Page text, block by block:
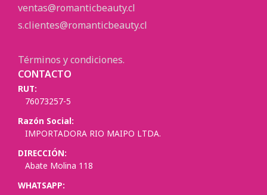
ventas@romanticbeauty.cl
s.clientes@romanticbeauty.cl
Términos y condiciones.
CONTACTO
RUT:
76073257-5
Razón Social:
IMPORTADORA RIO MAIPO LTDA.
DIRECCIÓN:
Abate Molina 118
WHATSAPP: